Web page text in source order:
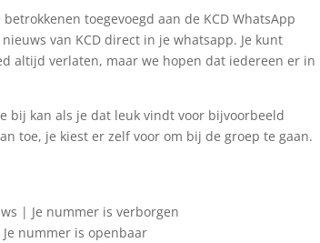
toegevoegd aan de KCD WhatsApp
van KCD direct in je whatsapp. Je kunt
altijd verlaten, maar we hopen dat iedereen er in
bij kan als je dat leuk vindt voor bijvoorbeeld
toe, je kiest er zelf voor om bij de groep te gaan.
| Je nummer is verborgen
Je nummer is openbaar